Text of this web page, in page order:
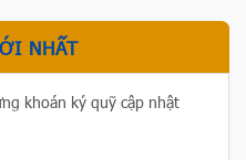
NHẤT
khoán ký quỹ cập nhật